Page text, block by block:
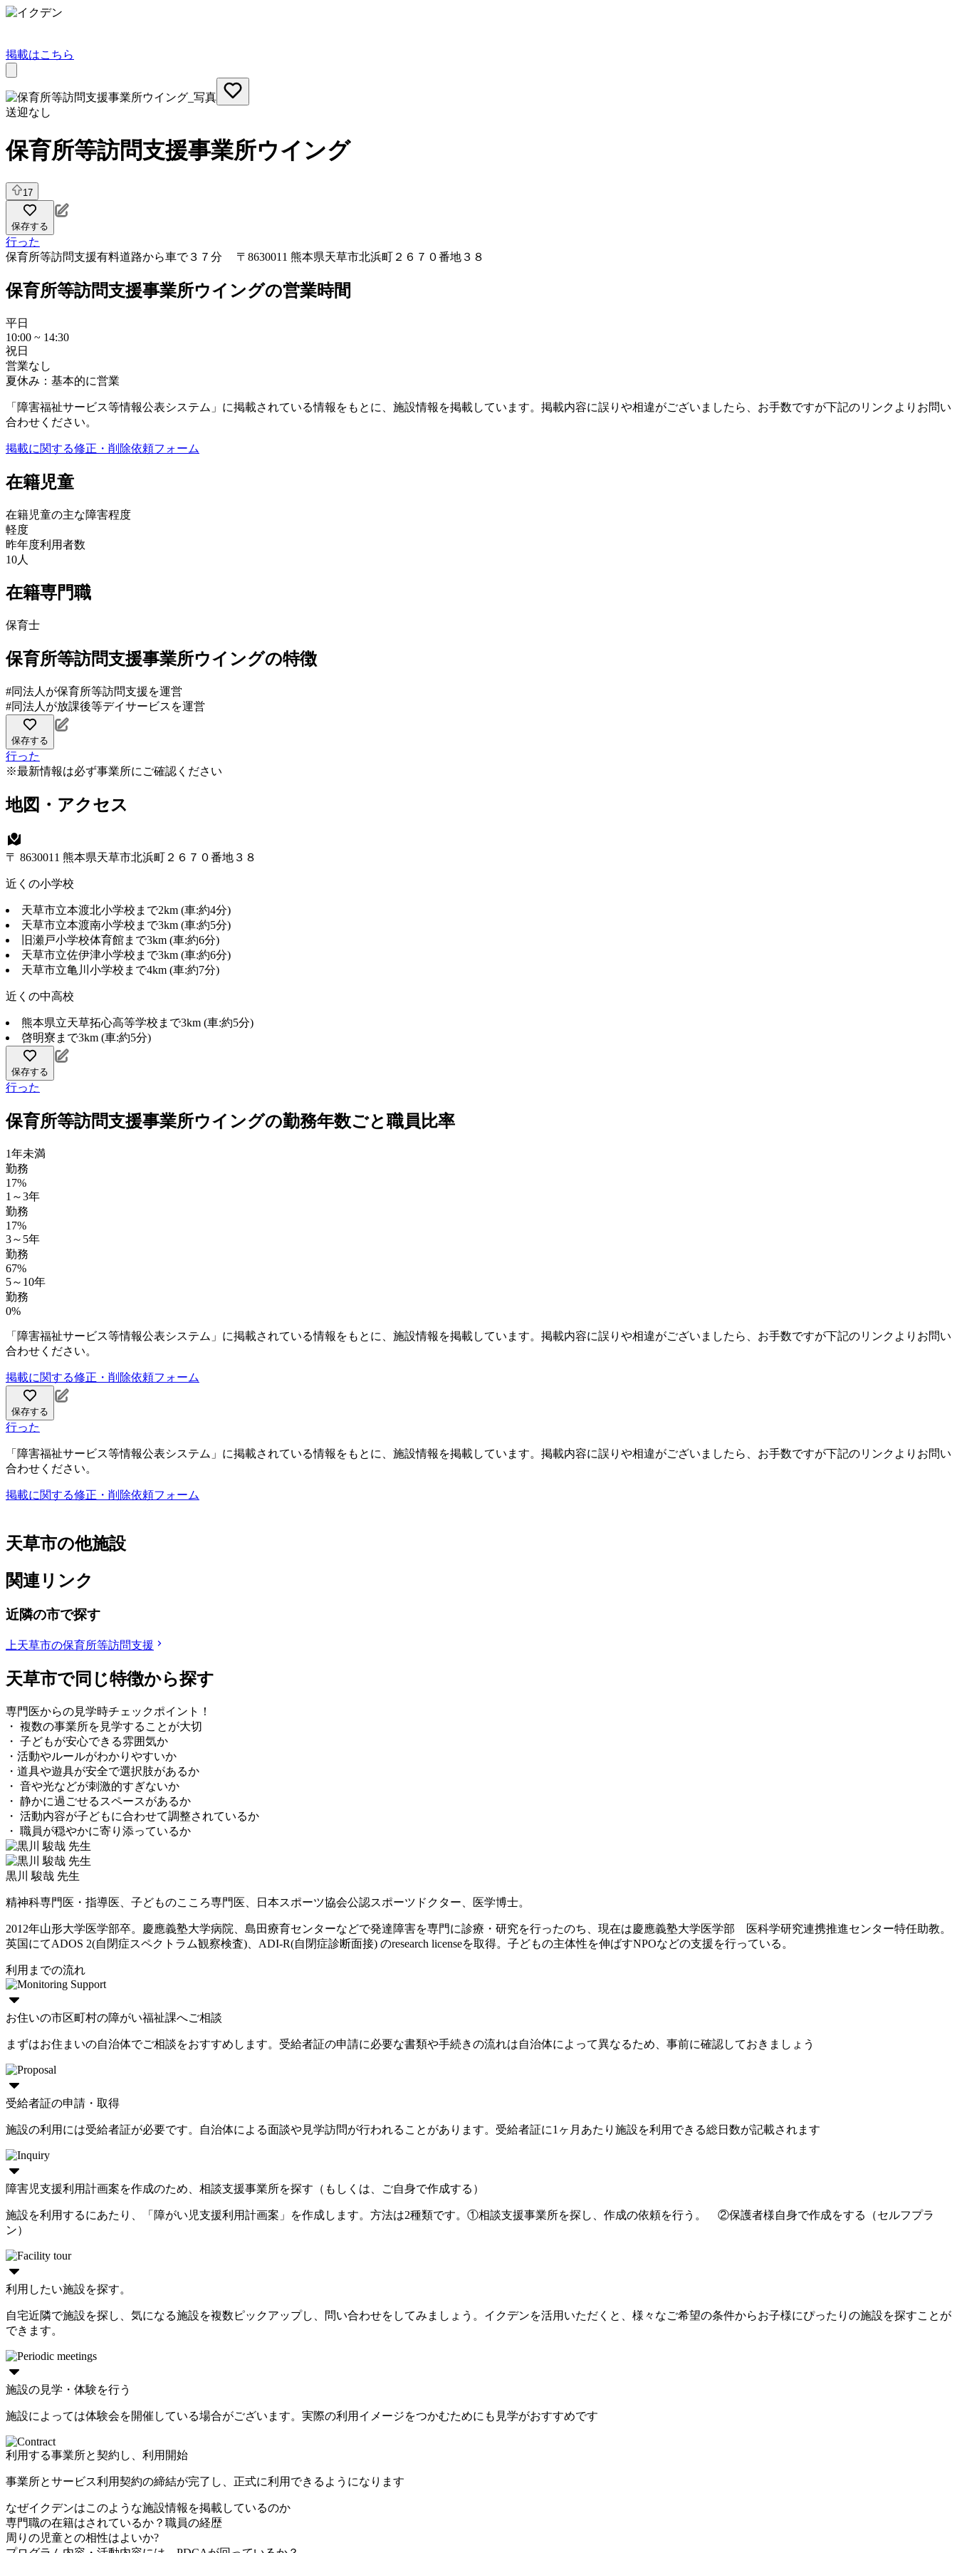
掲載はこちら
送迎なし
保育所等訪問支援事業所ウイング
17
保存する
行った
保育所等訪問支援有料道路から車で３７分 〒8630011 熊本県天草市北浜町２６７０番地３８
保育所等訪問支援事業所ウイングの営業時間
平日
10:00 ~ 14:30
祝日
営業なし
夏休み：基本的に営業
「障害福祉サービス等情報公表システム」に掲載されている情報をもとに、施設情報を掲載しています。掲載内容に誤りや相違がございましたら、お手数ですが下記のリンクよりお問い
合わせください。
掲載に関する修正・削除依頼フォーム
在籍児童
在籍児童の主な障害程度
軽度
昨年度利用者数
10人
在籍専門職
保育士
保育所等訪問支援事業所ウイングの特徴
#同法人が保育所等訪問支援を運営
#同法人が放課後等デイサービスを運営
保存する
行った
※最新情報は必ず事業所にご確認ください
地図・アクセス
〒 8630011 熊本県天草市北浜町２６７０番地３８
近くの小学校
天草市立本渡北小学校まで2km (車:約4分)
天草市立本渡南小学校まで3km (車:約5分)
旧瀬戸小学校体育館まで3km (車:約6分)
天草市立佐伊津小学校まで3km (車:約6分)
天草市立亀川小学校まで4km (車:約7分)
近くの中高校
熊本県立天草拓心高等学校まで3km (車:約5分)
啓明寮まで3km (車:約5分)
保存する
行った
保育所等訪問支援事業所ウイングの勤務年数ごと職員比率
1年未満
勤務
17%
1～3年
勤務
17%
3～5年
勤務
67%
5～10年
勤務
0%
「障害福祉サービス等情報公表システム」に掲載されている情報をもとに、施設情報を掲載しています。掲載内容に誤りや相違がございましたら、お手数ですが下記のリンクよりお問い
合わせください。
掲載に関する修正・削除依頼フォーム
保存する
行った
「障害福祉サービス等情報公表システム」に掲載されている情報をもとに、施設情報を掲載しています。掲載内容に誤りや相違がございましたら、お手数ですが下記のリンクよりお問い
合わせください。
掲載に関する修正・削除依頼フォーム
天草市の他施設
関連リンク
近隣の市で探す
上天草市の保育所等訪問支援
天草市で同じ特徴から探す
専門医からの見学時チェックポイント！
・ 複数の事業所を見学することが大切
・ 子どもが安心できる雰囲気か
・活動やルールがわかりやすいか
・道具や遊具が安全で選択肢があるか
・ 音や光などが刺激的すぎないか
・ 静かに過ごせるスペースがあるか
・ 活動内容が子どもに合わせて調整されているか
・ 職員が穏やかに寄り添っているか
黒川 駿哉 先生
精神科専門医・指導医、子どものこころ専門医、日本スポーツ協会公認スポーツドクター、医学博士。
2012年山形大学医学部卒。慶應義塾大学病院、島田療育センターなどで発達障害を専門に診療・研究を行ったのち、現在は慶應義塾大学医学部 医科学研究連携推進センター特任助教。
英国にてADOS 2(自閉症スペクトラム観察検査)、ADI-R(自閉症診断面接) のresearch licenseを取得。子どもの主体性を伸ばすNPOなどの支援を行っている。
利用までの流れ
お住いの市区町村の障がい福祉課へご相談
まずはお住まいの自治体でご相談をおすすめします。受給者証の申請に必要な書類や手続きの流れは自治体によって異なるため、事前に確認しておきましょう
受給者証の申請・取得
施設の利用には受給者証が必要です。自治体による面談や見学訪問が行われることがあります。受給者証に1ヶ月あたり施設を利用できる総日数が記載されます
障害児支援利用計画案を作成のため、相談支援事業所を探す（もしくは、ご自身で作成する）
施設を利用するにあたり、「障がい児支援利用計画案」を作成します。方法は2種類です。①相談支援事業所を探し、作成の依頼を行う。 ②保護者様自身で作成をする（セルフプラ
ン）
利用したい施設を探す。
自宅近隣で施設を探し、気になる施設を複数ピックアップし、問い合わせをしてみましょう。イクデンを活用いただくと、様々なご希望の条件からお子様にぴったりの施設を探すことが
できます。
施設の見学・体験を行う
施設によっては体験会を開催している場合がございます。実際の利用イメージをつかむためにも見学がおすすめです
利用する事業所と契約し、利用開始
事業所とサービス利用契約の締結が完了し、正式に利用できるようになります
なぜイクデンはこのような施設情報を掲載しているのか
専門職の在籍はされているか？職員の経歴
周りの児童との相性はよいか?